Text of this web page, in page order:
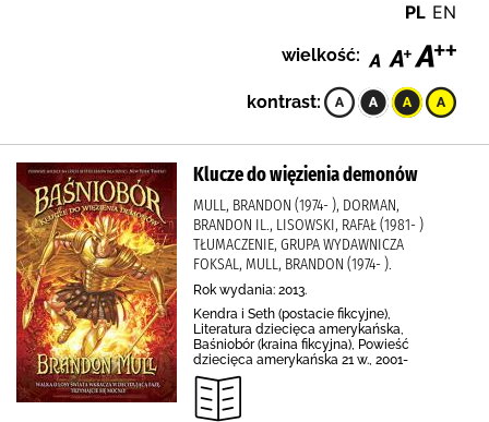
PL EN
wielkość:
kontrast:
Klucze do więzienia demonów
MULL, BRANDON (1974- ), DORMAN,
BRANDON IL., LISOWSKI, RAFAŁ (1981- )
TŁUMACZENIE, GRUPA WYDAWNICZA
FOKSAL, MULL, BRANDON (1974- ).
Rok wydania: 2013.
Kendra i Seth (postacie fikcyjne),
Literatura dziecięca amerykańska,
Baśniobór (kraina fikcyjna), Powieść
dziecięca amerykańska 21 w., 2001-